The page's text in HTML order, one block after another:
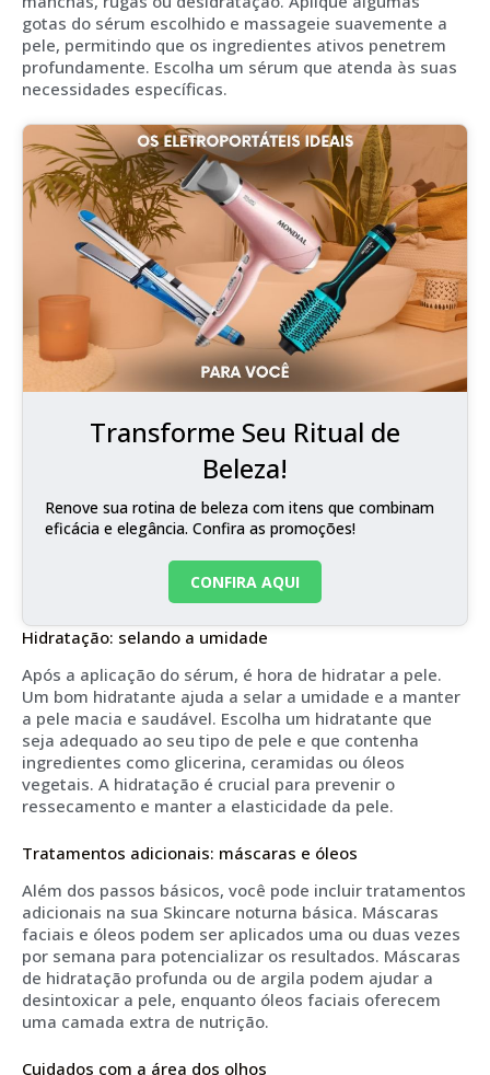
gotas do sérum escolhido e massageie suavemente a
pele, permitindo que os ingredientes ativos penetrem
profundamente. Escolha um sérum que atenda às suas
necessidades específicas.
Transforme Seu Ritual de
Beleza!
Renove sua rotina de beleza com itens que combinam
eficácia e elegância. Confira as promoções!
CONFIRA AQUI
Hidratação: selando a umidade
Após a aplicação do sérum, é hora de hidratar a pele.
Um bom hidratante ajuda a selar a umidade e a manter
a pele macia e saudável. Escolha um hidratante que
seja adequado ao seu tipo de pele e que contenha
ingredientes como glicerina, ceramidas ou óleos
vegetais. A hidratação é crucial para prevenir o
ressecamento e manter a elasticidade da pele.
Tratamentos adicionais: máscaras e óleos
Além dos passos básicos, você pode incluir tratamentos
adicionais na sua Skincare noturna básica. Máscaras
faciais e óleos podem ser aplicados uma ou duas vezes
por semana para potencializar os resultados. Máscaras
de hidratação profunda ou de argila podem ajudar a
desintoxicar a pele, enquanto óleos faciais oferecem
uma camada extra de nutrição.
Cuidados com a área dos olhos